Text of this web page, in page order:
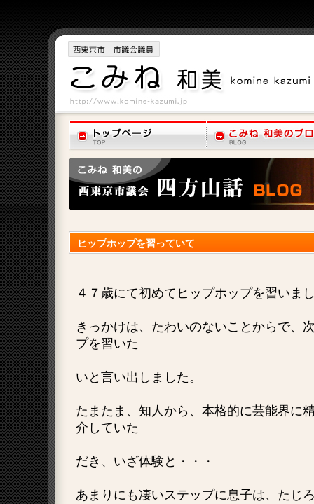
ヒップホップを習っていて
４７歳にて初めてヒップホップを習いま
きっかけは、たわいのないことからで、
プを習いた
いと言い出しました。
たまたま、知人から、本格的に芸能界に
介していた
だき、いざ体験と・・・
あまりにも凄いステップに息子は、たじ